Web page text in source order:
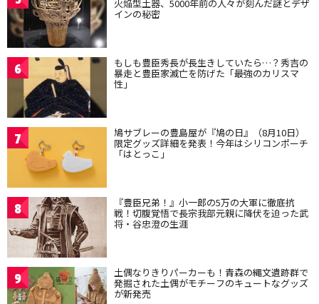
火焔型土器、5000年前の人々が刻んだ謎とデザ
インの秘密
6 もしも豊臣秀長が長生きしていたら…？秀吉の
暴走と豊臣家滅亡を防げた「最強のカリスマ
性」
7 鳩サブレーの豊島屋が『鳩の日』（8月10日）
限定グッズ詳細を発表！今年はシリコンポーチ
「はとっこ」
8 『豊臣兄弟！』小一郎の5万の大軍に徹底抗
戦！切腹覚悟で長宗我部元親に降伏を迫った武
将・谷忠澄の生涯
9 土偶なりきりパーカーも！青森の縄文遺跡群で
発掘された土偶がモチーフのキュートなグッズ
が新発売